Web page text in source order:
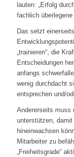
lauten: „Erfolg
fachlich überlegene
Das setzt
„trainieren“, die
Entscheidungen
anfangs
wenig durchdacht
entsprechen und/
Andererseits muss
unterstützen,
hineinwachsen
Mitarbeiter zu
„Freiheitsgrade“